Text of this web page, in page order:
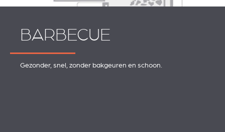
BARBECUE
Gezonder, snel, zonder bakgeuren en schoon.